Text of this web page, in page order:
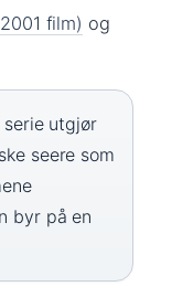
film) og
utgjør
seere som
byr på en